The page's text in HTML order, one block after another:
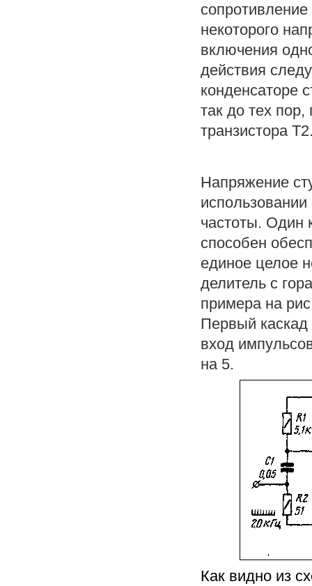
сопротивление
некоторого
включения
действия
конденсаторе
так до тех
транзистора
Напряжение
частоты. Один
способен
единое целое
делитель с
примера на
Первый каскад
вход
на 5.
Как видно из